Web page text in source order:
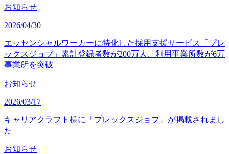
お知らせ
2026/04/30
エッセンシャルワーカーに特化した採用支援サービス「プレ
ックスジョブ」累計登録者数が200万人、利用事業所数が6万
事業所を突破
お知らせ
2026/03/17
キャリアクラフト様に「プレックスジョブ」が掲載されまし
た
お知らせ